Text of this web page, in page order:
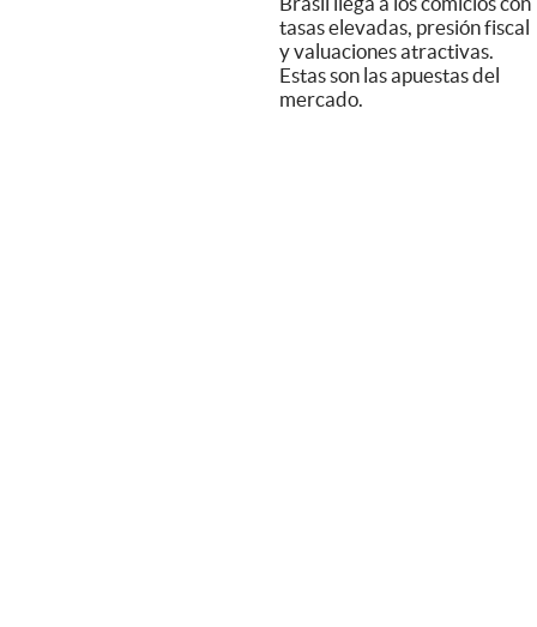
tasas elevadas, presión fiscal
y valuaciones atractivas.
Estas son las apuestas del
mercado.